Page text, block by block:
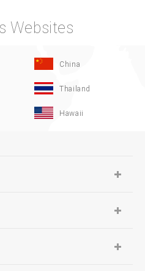
Websites
China
Thailand
Hawaii